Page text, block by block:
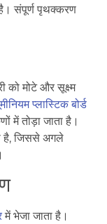
है। संपूर्ण पृथक्करण
को मोटे और सूक्ष्म
प्लास्टिक बोर्ड
में तोड़ा जाता है।
है, जिससे अगले
में भेजा जाता है।